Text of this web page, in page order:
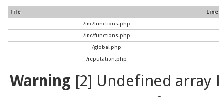
File
Line
/inc/functions.php
/inc/functions.php
/global.php
/reputation.php
Warning [2] Undefined array